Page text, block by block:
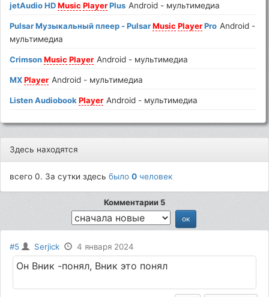
jetAudio HDMusic PlayerPlus Android - мультимедиа
Pulsar Музыкальный плеер - PulsarMusic PlayerPro Android -
мультимедиа
CrimsonMusic Player Android - мультимедиа
MXPlayer Android - мультимедиа
Listen AudiobookPlayer Android - мультимедиа
Здесь находятся
всего 0. За сутки здесьбыло0 человек
Комментарии 5
#5 Serjick 4 января 2024
Он Вник -понял, Вник это понял